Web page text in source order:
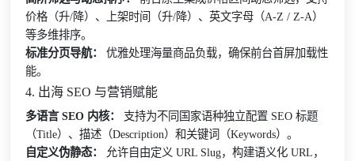
价格（升/降）、上架时间（升/降）、英文字母（A-Z / Z-A）
等多维排序。
标准分页导航：
优雅处理海量商品负载，确保前台首屏加载性
能。
4. 出海 SEO 与营销赋能
多语言 SEO 内核：
支持为不同国家语种独立配置 SEO 标题
（Title）、描述（Description）和关键词（Keywords）。
自定义伪静态：
允许自由定义 URL Slug，构建语义化 URL，